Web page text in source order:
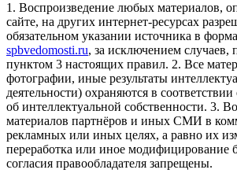
1. Воспроизведение любых материалов,
сайте, на других интернет-ресурсах
обязательном указании источника в
spbvedomosti.ru, за исключением случаев,
пунктом 3 настоящих правил. 2. Все
фотографии, иные результаты
деятельности) охраняются в соответствии
об интеллектуальной собственности. 3.
материалов партнёров и иных СМИ в
рекламных или иных целях, а равно их
переработка или иное модифицирование
согласия правообладателя запрещены.